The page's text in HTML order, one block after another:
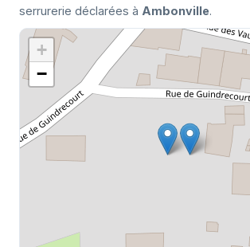
serrurerie déclarées à Ambonville.
+
−